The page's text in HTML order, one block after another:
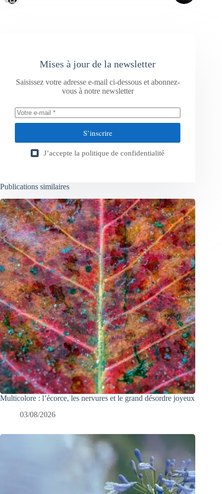
Mises à jour de la newsletter
Saisissez votre adresse e-mail ci-dessous et abonnez-
vous à notre newsletter
S’inscrire
J’accepte la politique de confidentialité
Publications similaires
Multicolore : l’écorce, les nervures et le grand désordre joyeux
03/08/2026